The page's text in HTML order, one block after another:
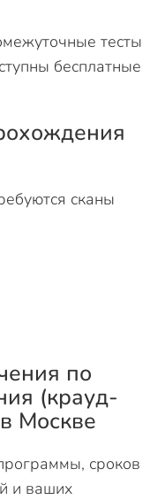
тесты
бесплатные
сканы
по
(крауд-
Москве
сроков
и ваших